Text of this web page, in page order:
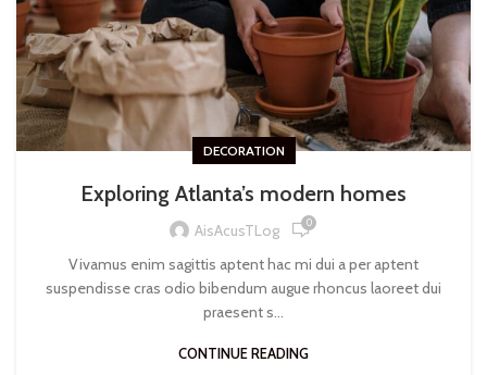
DECORATION
Exploring Atlanta’s modern homes
AisAcusTLog 0
Vivamus enim sagittis aptent hac mi dui a per aptent
suspendisse cras odio bibendum augue rhoncus laoreet dui
praesent s...
CONTINUE READING